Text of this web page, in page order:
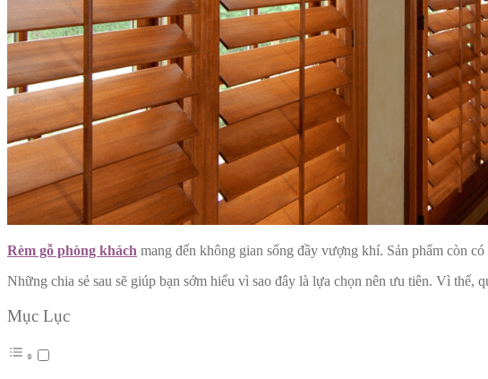
Rèm gỗ phòng khách mang đến không gian sống đầy vượng khí. Sản phẩm còn
Những chia sẻ sau sẽ giúp bạn sớm hiểu vì sao đây là lựa chọn nên ưu tiên. Vì thế,
Mục Lục